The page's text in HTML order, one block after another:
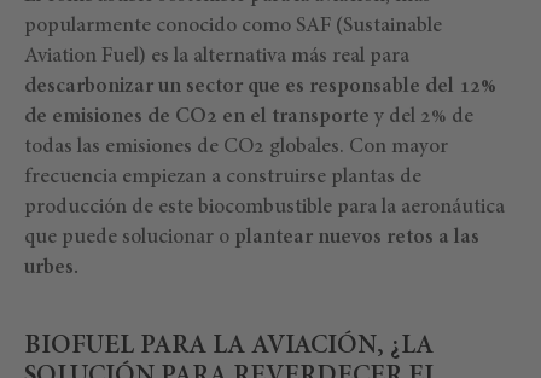
popularmente conocido como SAF (Sustainable
Aviation Fuel) es la alternativa más real para
descarbonizar un sector que es responsable del 12%
de emisiones de CO2 en el transporte y del 2% de
todas las emisiones de CO2 globales. Con mayor
frecuencia empiezan a construirse plantas de
producción de este biocombustible para la aeronáutica
que puede solucionar o plantear nuevos retos a las
urbes.
BIOFUEL PARA LA AVIACIÓN, ¿LA